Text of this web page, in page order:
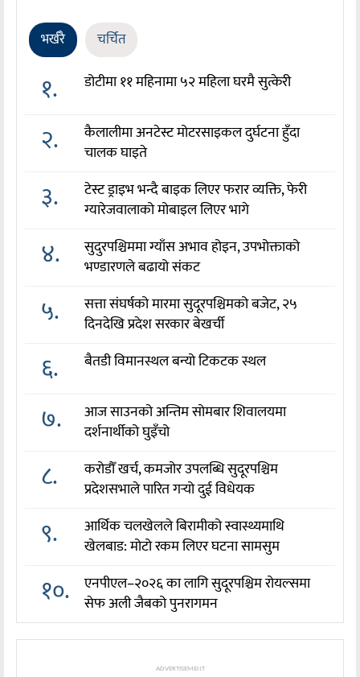
भर्खरै चर्चित
१. डोटीमा ११ महिनामा ५२ महिला घरमै सुत्केरी
२.
कैलालीमा अनटेस्ट मोटरसाइकल दुर्घटना हुँदा
चालक घाइते
३.
टेस्ट ड्राइभ भन्दै बाइक लिएर फरार व्यक्ति, फेरी
ग्यारेजवालाको मोबाइल लिएर भागे
४.
सुदुरपश्चिममा ग्याँस अभाव होइन, उपभोक्ताको
भण्डारणले बढायो संकट
५.
सत्ता संघर्षको मारमा सुदूरपश्चिमको बजेट, २५
दिनदेखि प्रदेश सरकार बेखर्ची
६. बैतडी विमानस्थल बन्यो टिकटक स्थल
७.
आज साउनको अन्तिम सोमबार शिवालयमा
दर्शनार्थीको घुइँचो
८.
करोडौँ खर्च, कमजोर उपलब्धि सुदूरपश्चिम
प्रदेशसभाले पारित गर्‍यो दुई विधेयक
९.
आर्थिक चलखेलले बिरामीको स्वास्थ्यमाथि
खेलबाड: मोटो रकम लिएर घटना सामसुम
१०.
एनपीएल–२०२६ का लागि सुदूरपश्चिम रोयल्समा
सेफ अली जैबको पुनरागमन
ADVERTISEMENT